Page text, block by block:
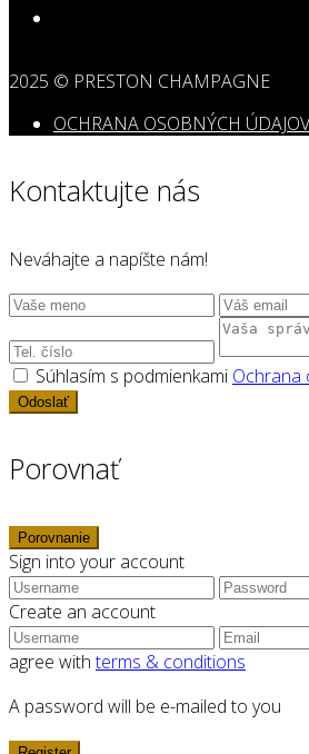
2025 © PRESTON CHAMPAGNE
OCHRANA OSOBNÝCH ÚDAJOV
Kontaktujte nás
Neváhajte a napíšte nám!
Súhlasím s podmienkami Ochrana
Odoslať
Porovnať
Porovnanie
Sign into your account
Create an account
agree withterms & conditions
A password will be e-mailed to you